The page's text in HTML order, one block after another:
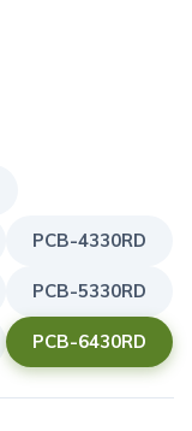
PCB-4330RD
PCB-5330RD
PCB-6430RD